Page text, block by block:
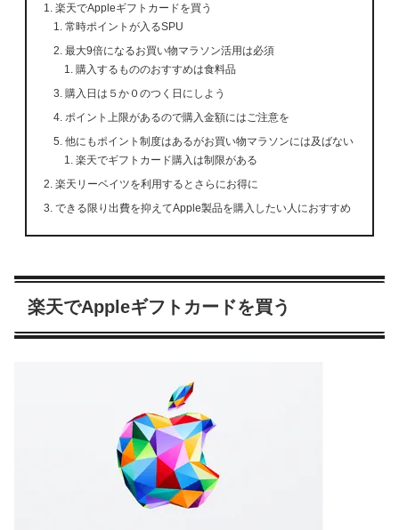
楽天でAppleギフトカードを買う
常時ポイントが入るSPU
最大9倍になるお買い物マラソン活用は必須
購入するもののおすすめは食料品
購入日は５か０のつく日にしよう
ポイント上限があるので購入金額にはご注意を
他にもポイント制度はあるがお買い物マラソンには及ばない
楽天でギフトカード購入は制限がある
楽天リーベイツを利用するとさらにお得に
できる限り出費を抑えてApple製品を購入したい人におすすめ
楽天でAppleギフトカードを買う